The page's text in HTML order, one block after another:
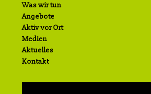
Was wir tun
Angebote
Aktiv vor Ort
Medien
Aktuelles
Kontakt